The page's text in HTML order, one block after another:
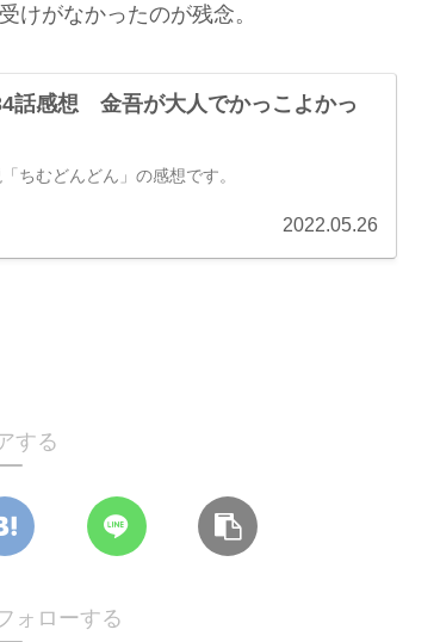
けがなかったのが残念。
話感想 金吾が大人でかっこよかっ
ちむどんどん」の感想です。
2022.05.26
する
ォローする